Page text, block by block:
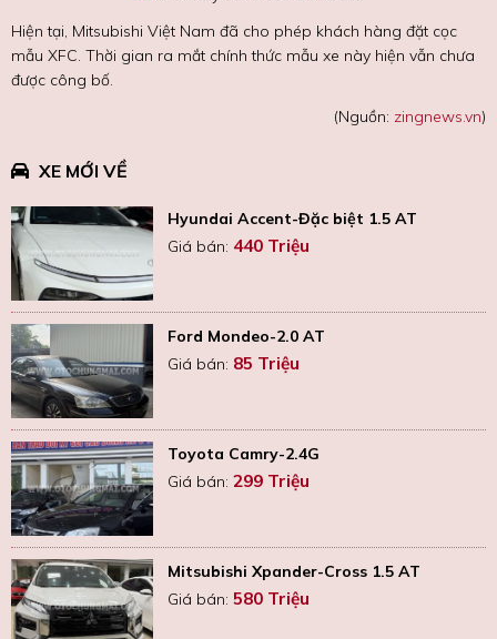
Hiện tại, Mitsubishi Việt Nam đã cho phép khách hàng đặt cọc
mẫu XFC. Thời gian ra mắt chính thức mẫu xe này hiện vẫn chưa
được công bố.
(Nguồn: zingnews.vn)
XE MỚI VỀ
Hyundai Accent-Đặc biệt 1.5 AT
Giá bán: 440 Triệu
Ford Mondeo-2.0 AT
Giá bán: 85 Triệu
Toyota Camry-2.4G
Giá bán:299 Triệu
Mitsubishi Xpander-Cross 1.5 AT
Giá bán:580 Triệu